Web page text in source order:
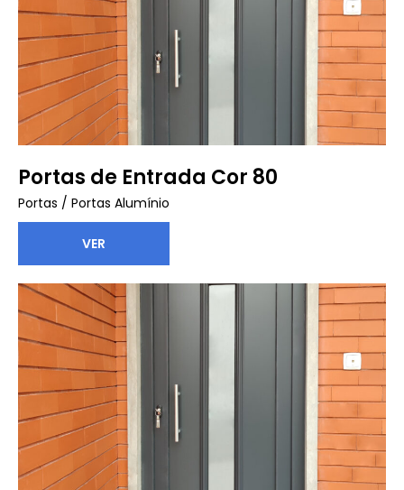
Portas de Entrada Cor 80
Portas / Portas Alumínio
VER